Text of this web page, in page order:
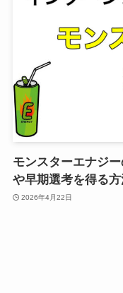
モンスターエナジ
や早期選考を得る
2026年4月22日